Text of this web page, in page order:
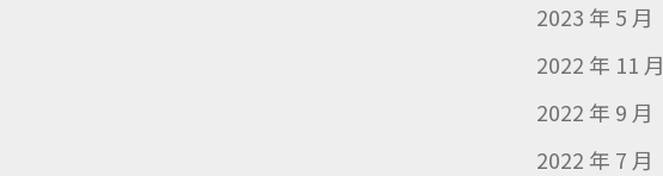
2023 年 5 月
2022 年 11 月
2022 年 9 月
2022 年 7 月